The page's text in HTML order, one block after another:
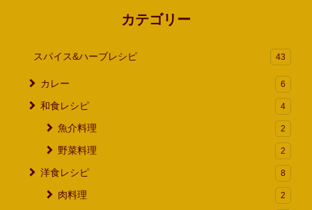
カテゴリー
スパイス&ハーブレシピ 43
カレー 6
和食レシピ 4
魚介料理 2
野菜料理 2
洋食レシピ 8
肉料理 2